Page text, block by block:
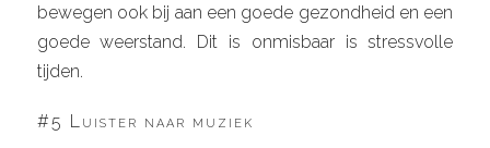
bewegen ook bij aan een goede gezondheid en een
goede weerstand. Dit is onmisbaar is stressvolle
tijden.
#5 Luister naar muziek